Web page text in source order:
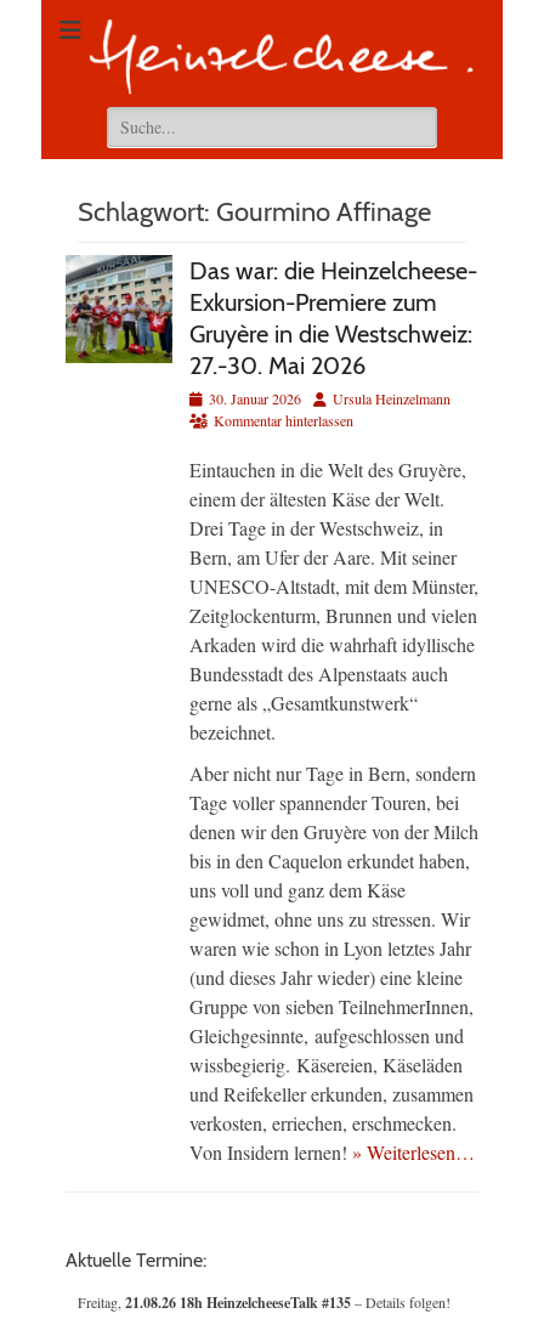
Suchen
nach:
Schlagwort: Gourmino Affinage
Das war: die Heinzelcheese-
Exkursion-Premiere zum
Gruyère in die Westschweiz:
27.-30. Mai 2026
Veröffentlicht
am
30. Januar 2026 AutorUrsula Heinzelmann
Kommentar hinterlassen
Eintauchen in die Welt des Gruyère,
einem der ältesten Käse der Welt.
Drei Tage in der Westschweiz, in
Bern, am Ufer der Aare. Mit seiner
UNESCO-Altstadt, mit dem Münster,
Zeitglockenturm, Brunnen und vielen
Arkaden wird die wahrhaft idyllische
Bundesstadt des Alpenstaats auch
gerne als „Gesamtkunstwerk“
bezeichnet.
Aber nicht nur Tage in Bern, sondern
Tage voller spannender Touren, bei
denen wir den Gruyère von der Milch
bis in den Caquelon erkundet haben,
uns voll und ganz dem Käse
gewidmet, ohne uns zu stressen. Wir
waren wie schon in Lyon letztes Jahr
(und dieses Jahr wieder) eine kleine
Gruppe von sieben TeilnehmerInnen,
Gleichgesinnte, aufgeschlossen und
wissbegierig. Käsereien, Käseläden
und Reifekeller erkunden, zusammen
verkosten, erriechen, erschmecken.
Von Insidern lernen! » Weiterlesen…
Aktuelle Termine:
Freitag,21.08.26 18h HeinzelcheeseTalk #135– Details folgen!